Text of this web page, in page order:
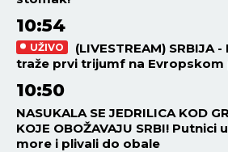
10:54
UŽIVO
(LIVESTREAM) SRBIJA
traže prvi trijumf na Evropskom
10:50
NASUKALA SE JEDRILICA KOD
KOJE OBOŽAVAJU SRBI! Putnici
more i plivali do obale